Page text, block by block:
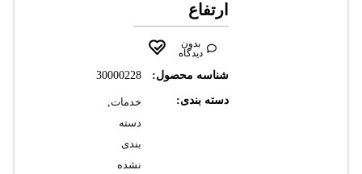
ارتفاع
بدون
دیدگاه
شناسه محصول: 30000228
دسته بندی: خدمات,
دسته
بندی
نشده